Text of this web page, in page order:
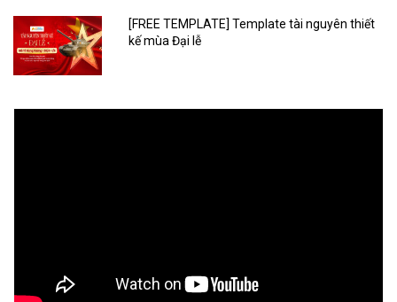
[FREE TEMPLATE] Template tài nguyên thiết
kế mùa Đại lễ